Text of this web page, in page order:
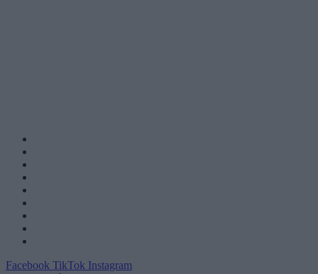
Facebook TikTok Instagram